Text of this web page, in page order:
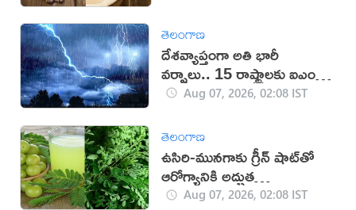
తెలంగాణ
దేశవ్యాప్తంగా అతి భారీ
వర్షాలు.. 15 రాష్ట్రాలకు ఐఎండీ
హెచ్చరికAug 07, 2026, 02:08 IST
తెలంగాణ
ఉసిరి-మునగాకు గ్రీన్ షాట్‌తో
ఆరోగ్యానికి అద్భుత
ప్రయోజనాలు!
Aug 07, 2026, 02:08 IST